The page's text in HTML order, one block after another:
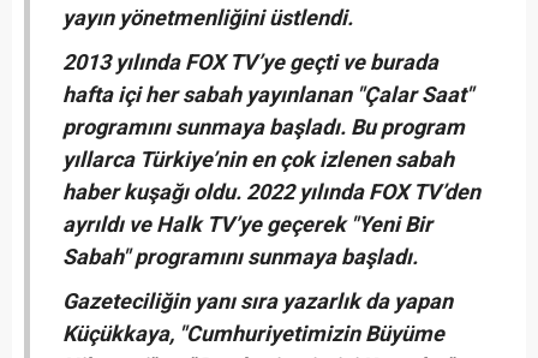
yayın yönetmenliğini üstlendi.
2013 yılında FOX TV’ye geçti ve burada
hafta içi her sabah yayınlanan "Çalar Saat"
programını sunmaya başladı. Bu program
yıllarca Türkiye’nin en çok izlenen sabah
haber kuşağı oldu. 2022 yılında FOX TV’den
ayrıldı ve Halk TV’ye geçerek "Yeni Bir
Sabah" programını sunmaya başladı.
Gazeteciliğin yanı sıra yazarlık da yapan
Küçükkaya, "Cumhuriyetimizin Büyüme